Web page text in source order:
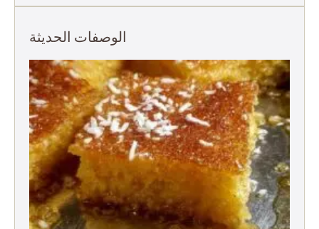
الوصفات الحديثة